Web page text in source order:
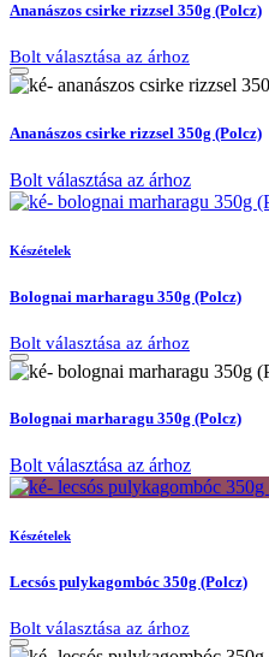
Ananászos csirke rizzsel 350g (Polcz)
Bolt választása az árhoz
Ananászos csirke rizzsel 350g (Polcz)
Bolt választása az árhoz
Készételek
Bolognai marharagu 350g (Polcz)
Bolt választása az árhoz
Bolognai marharagu 350g (Polcz)
Bolt választása az árhoz
Készételek
Lecsós pulykagombóc 350g (Polcz)
Bolt választása az árhoz